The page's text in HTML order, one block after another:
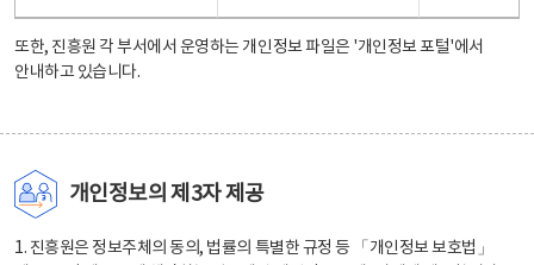
또한, 진흥원 각 부서에서 운영하는 개인정보 파일은 '개인정보 포털'에서
안내하고 있습니다.
개인정보의 제3자 제공
1. 진흥원은 정보주체의 동의, 법률의 특별한 규정 등 「개인정보 보호법」